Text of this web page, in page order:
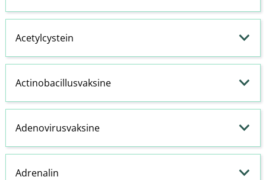
Acetylcystein
Actinobacillusvaksine
Adenovirusvaksine
Adrenalin